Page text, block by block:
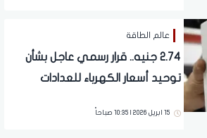
عالم الطاقة
2.74 جنيه.. قرار رسمي عاجل بشأن
توحيد أسعار الكهرباء للعدادات
15 ابريل 2026 | 10:35 صباحاً